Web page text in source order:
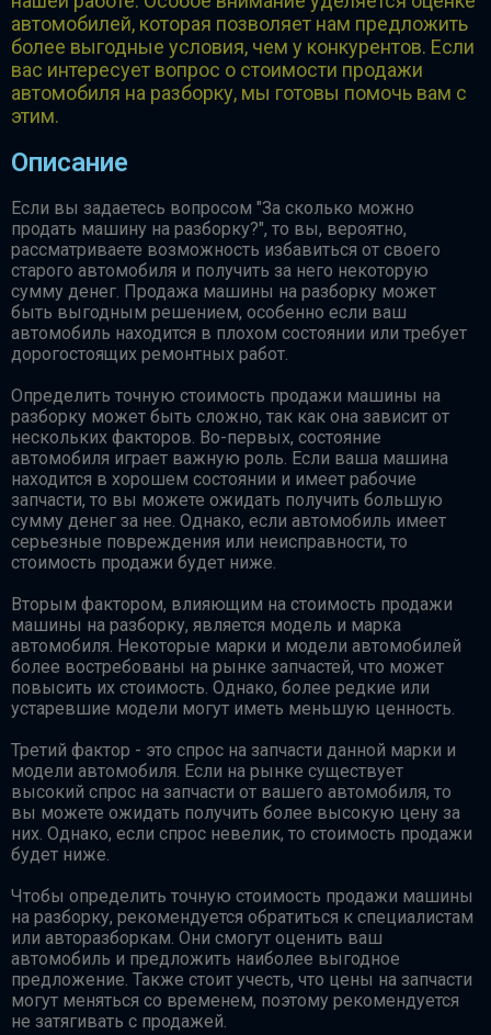
автомобилей, которая позволяет нам предложить
более выгодные условия, чем у конкурентов. Если
вас интересует вопрос о стоимости продажи
автомобиля на разборку, мы готовы помочь вам с
этим.
Описание
Если вы задаетесь вопросом "За сколько можно
продать машину на разборку?", то вы, вероятно,
рассматриваете возможность избавиться от своего
старого автомобиля и получить за него некоторую
сумму денег. Продажа машины на разборку может
быть выгодным решением, особенно если ваш
автомобиль находится в плохом состоянии или требует
дорогостоящих ремонтных работ.
Определить точную стоимость продажи машины на
разборку может быть сложно, так как она зависит от
нескольких факторов. Во-первых, состояние
автомобиля играет важную роль. Если ваша машина
находится в хорошем состоянии и имеет рабочие
запчасти, то вы можете ожидать получить большую
сумму денег за нее. Однако, если автомобиль имеет
серьезные повреждения или неисправности, то
стоимость продажи будет ниже.
Вторым фактором, влияющим на стоимость продажи
машины на разборку, является модель и марка
автомобиля. Некоторые марки и модели автомобилей
более востребованы на рынке запчастей, что может
повысить их стоимость. Однако, более редкие или
устаревшие модели могут иметь меньшую ценность.
Третий фактор - это спрос на запчасти данной марки и
модели автомобиля. Если на рынке существует
высокий спрос на запчасти от вашего автомобиля, то
вы можете ожидать получить более высокую цену за
них. Однако, если спрос невелик, то стоимость продажи
будет ниже.
Чтобы определить точную стоимость продажи машины
на разборку, рекомендуется обратиться к специалистам
или авторазборкам. Они смогут оценить ваш
автомобиль и предложить наиболее выгодное
предложение. Также стоит учесть, что цены на запчасти
могут меняться со временем, поэтому рекомендуется
не затягивать с продажей.